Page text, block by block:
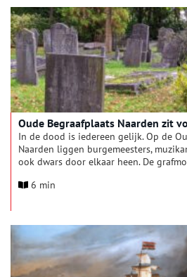
Oude Begraafplaats Naarden zit
In de dood is iedereen gelijk. Op de
Naarden liggen burgemeesters,
ook dwars door elkaar heen. De
Deze groene omgeving is niet alleen
6 min